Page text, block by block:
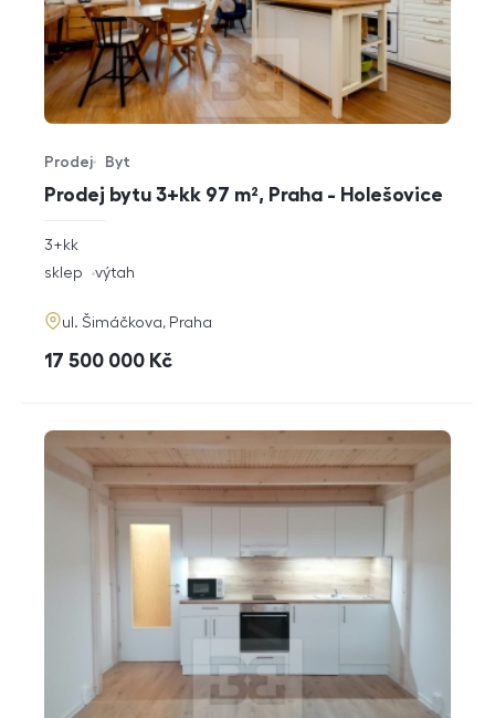
Prodej bytu 3+kk 97 m², Praha - Holešovice
Typ nabídky
Prodej
Typ nemovitosti
Byt
rozměry
dispozice
3+kk
funkce
sklep výtah
adresa
ul. Šimáčkova, Praha
cena
17 500 000 Kč